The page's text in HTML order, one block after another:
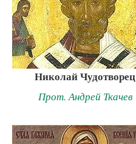
Николай Чудотворец
Прот. Андрей Ткачев